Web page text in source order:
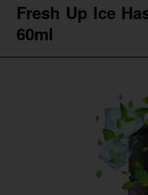
Fresh Up Ice
60ml